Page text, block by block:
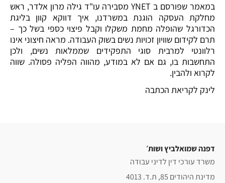
במאמר שפורסם ב YNET מסבירה עו"ד גילה מרון אלדר, ראש
מחלקת העסקה הוגנת במשרדנו, איך דווקא קוון בליגת
הכדורגל שהופלה מחמת משקלו וקבל פיצוי כספי בשל כך –
תרם לקידום שוויון זכויות נשים בשוק העבודה. מראה חיצוני אינו
רלוונטי למרבית סוגי התפקידים שממלאות נשים, ולכן
התחשבות בו, גם אם לא במודע, מהווה הפליה פסולה. שווה
לקרוא ולהבין.
לינק לקריאת הכתבה
דפנה שמואלביץ ושות׳
משרד עורכי דין לדיני עבודה
מדינת היהודים 85, ת.ד. 4013